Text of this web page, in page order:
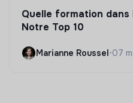
Quelle formation dans
Notre Top 10
Marianne Roussel•07